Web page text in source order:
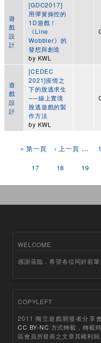
遊
戲
設
計
[GDC2017]
用彈簧操控的
1D遊戲！
《Line
Wobbler》的
發想與創造
by KWL
遊
戲
設
計
[CEDEC
2021]疫情之
下的脫逃求生
──線上實境
脫逃遊戲的製
作方法
by KWL
« 第一頁 ‹ 上一頁 …
17 18 19
WELCOME
感謝蒞臨，希望各位同好前輩
COPYLEFT
2011 獨立遊戲開發者分享
CC BY-NC 方式轉載，轉載
區會員所發表之文章其權利歸